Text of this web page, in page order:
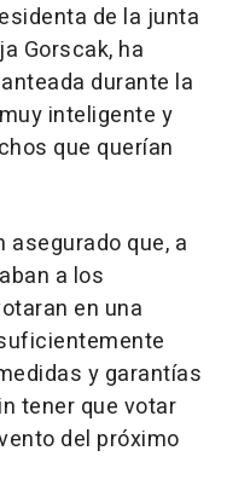
de la junta
Gorscak, ha
durante la
inteligente y
que querían
asegurado que, a
a los
en una
y garantías
tener que votar
del próximo